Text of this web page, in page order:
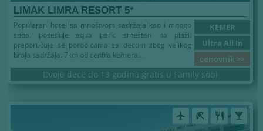
LIMAK LIMRA RESORT 5*
KEMER
Ultra All In
cenovnik >>
Popularan hotel sa mnoštvom sadržaja kao i mnogo
soba, poseduje aqua park, smešten na plaži,
preporučuje se porodicama sa decom zbog velikog
broja sadržaja. 7km od centra kemera...
Dvoje dece do 13 godina gratis u Family sobi
airplanemode_active beach_access restaurant local_bar